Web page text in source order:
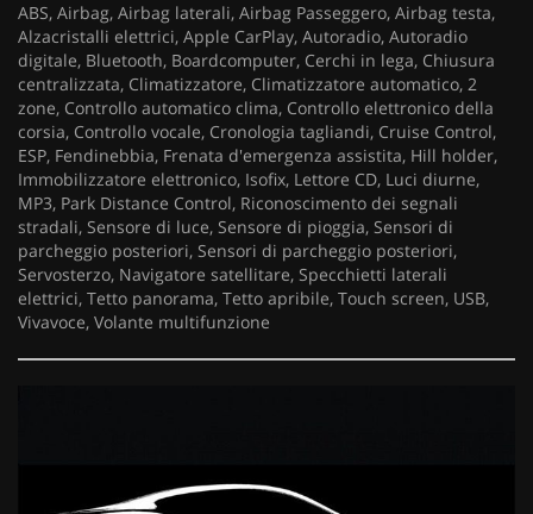
ABS, Airbag, Airbag laterali, Airbag Passeggero, Airbag testa,
Alzacristalli elettrici, Apple CarPlay, Autoradio, Autoradio
digitale, Bluetooth, Boardcomputer, Cerchi in lega, Chiusura
centralizzata, Climatizzatore, Climatizzatore automatico, 2
zone, Controllo automatico clima, Controllo elettronico della
corsia, Controllo vocale, Cronologia tagliandi, Cruise Control,
ESP, Fendinebbia, Frenata d'emergenza assistita, Hill holder,
Immobilizzatore elettronico, Isofix, Lettore CD, Luci diurne,
MP3, Park Distance Control, Riconoscimento dei segnali
stradali, Sensore di luce, Sensore di pioggia, Sensori di
parcheggio posteriori, Sensori di parcheggio posteriori,
Servosterzo, Navigatore satellitare, Specchietti laterali
elettrici, Tetto panorama, Tetto apribile, Touch screen, USB,
Vivavoce, Volante multifunzione